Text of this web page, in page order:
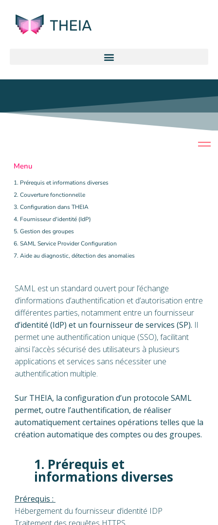
Menu
1. Prérequis et informations diverses
2. Couverture fonctionnelle
3. Configuration dans THEIA
4. Fournisseur d'identité (IdP)
5. Gestion des groupes
6. SAML Service Provider Configuration
7. Aide au diagnostic, détection des anomalies
SAML est un standard ouvert pour l’échange
d’informations d’authentification et d’autorisation entre
différentes parties, notamment entre un fournisseur
d’identité (IdP) et un fournisseur de services (SP). Il
permet une authentification unique (SSO), facilitant
ainsi l’accès sécurisé des utilisateurs à plusieurs
applications et services sans nécessiter une
authentification multiple.
Sur THEIA, la configuration d’un protocole SAML
permet, outre l’authentification, de réaliser
automatiquement certaines opérations telles que la
création automatique des comptes ou des groupes.
1. Prérequis et
informations diverses
Prérequis :
Hébergement du fournisseur d’identité IDP